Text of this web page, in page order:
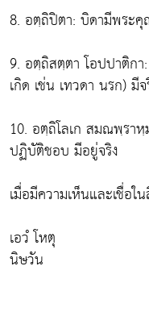
8. อตฺถิปิตา: บิดามีพระคุ
9. อตฺถิสตฺตา โอปปาติก
เกิด เช่น เทวดา นรก) มี
10. อตฺถิโลเก สมณพฺร
ปฏิบัติชอบ มีอยู่จริง
เมื่อมีความเห็นและเชื่อ
เอวํ โหตุ
นิษวัน